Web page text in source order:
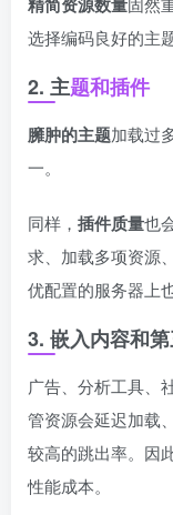
选择编码良好的主
2. 主题和插件
臃肿的主题加载过
一。
同样， 插件质量也
求、加载多项资源
优配置的服务器上
3. 嵌入内容和
广告、分析工具、
管资源会延迟加载
较高的跳出率。因
性能成本。